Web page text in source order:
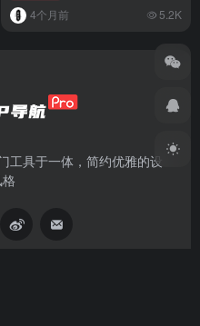
4个月前 5.2K
工具于一体，简约优雅的设